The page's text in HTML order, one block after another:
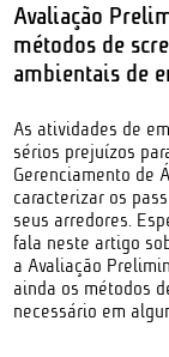
Avaliação
métodos de
ambientais de
As atividades de
sérios prejuízos
Gerenciamento de
caracterizar os
seus arredores.
fala neste artigo
a Avaliação
ainda os métodos
necessário em